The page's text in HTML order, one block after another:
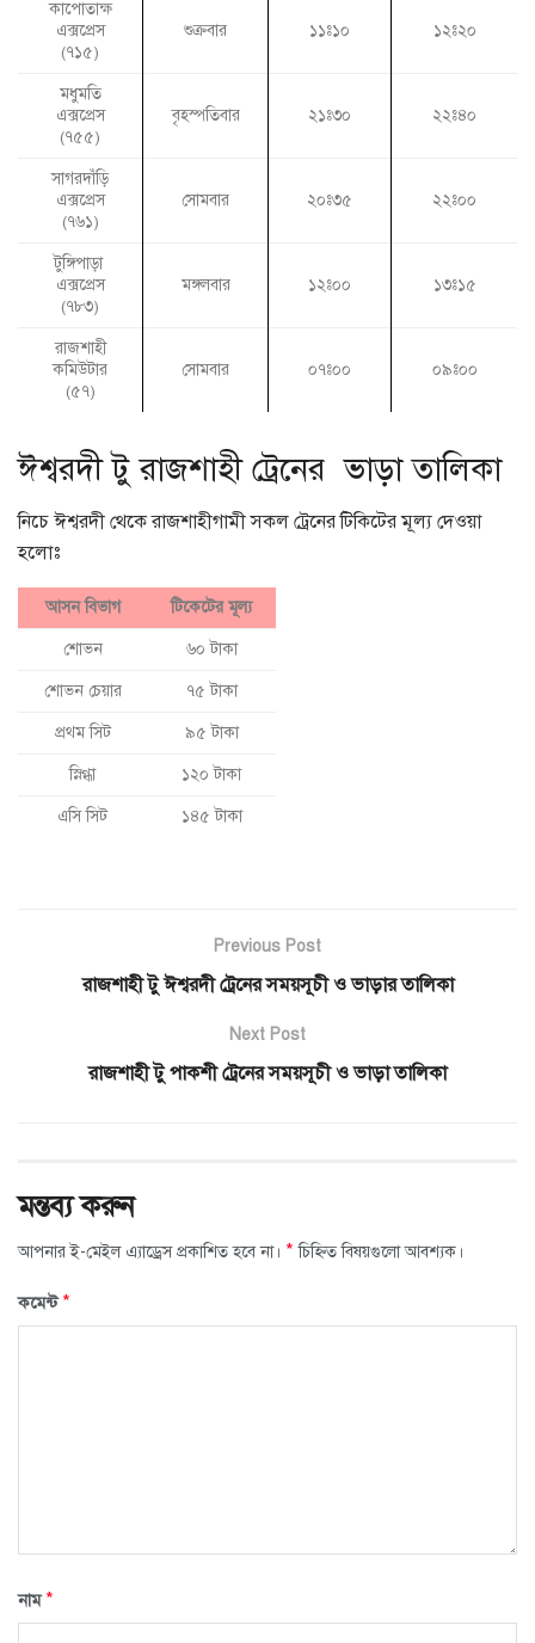
কাপোতাক্ষ
এক্সপ্রেস
(৭১৫)
শুক্রবার ১১ঃ১০ ১২ঃ২০
মধুমতি
এক্সপ্রেস
(৭৫৫)
বৃহস্পতিবার ২১ঃ৩০ ২২ঃ৪০
সাগরদাঁড়ি
এক্সপ্রেস
(৭৬১)
সোমবার ২০ঃ৩৫ ২২ঃ০০
টুঙ্গিপাড়া
এক্সপ্রেস
(৭৮৩)
মঙ্গলবার ১২ঃ০০ ১৩ঃ১৫
রাজশাহী
কমিউটার
(৫৭)
সোমবার ০৭ঃ০০ ০৯ঃ০০
ঈশ্বরদী টু রাজশাহী ট্রেনের ভাড়া তালিকা
নিচে ঈশ্বরদী থেকে রাজশাহীগামী সকল ট্রেনের টিকিটের মূল্য দেওয়া
হলোঃ
আসন বিভাগ টিকেটের মূল্য
শোভন ৬০ টাকা
শোভন চেয়ার ৭৫ টাকা
প্রথম সিট ৯৫ টাকা
স্নিগ্ধা ১২০ টাকা
এসি সিট ১৪৫ টাকা
Previous Post
রাজশাহী টু ঈশ্বরদী ট্রেনের সময়সূচী ও ভাড়ার তালিকা
Next Post
রাজশাহী টু পাকশী ট্রেনের সময়সূচী ও ভাড়া তালিকা
মন্তব্য করুন
আপনার ই-মেইল এ্যাড্রেস প্রকাশিত হবে না। * চিহ্নিত বিষয়গুলো আবশ্যক।
কমেন্ট*
নাম*